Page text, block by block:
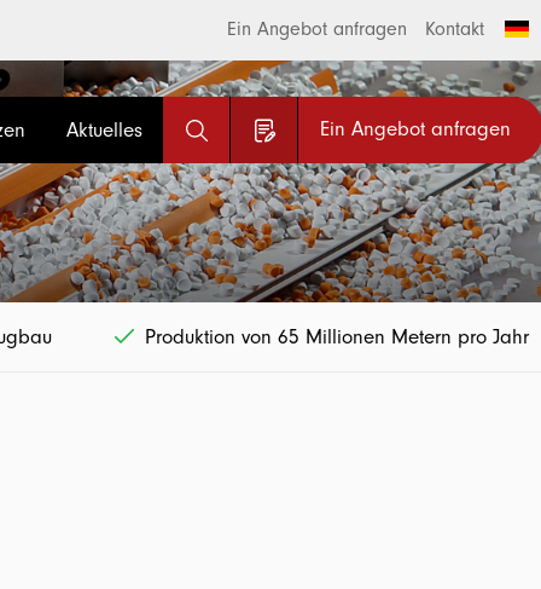
Ein Angebot anfragen Kontakt
Aktuelles Ein Angebot anfragen
Produktion von 65 Millionen Metern pro Jahr